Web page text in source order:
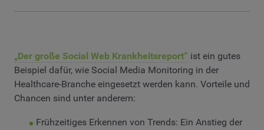
„Der große Social Web Krankheitsreport“ ist ein gutes
Beispiel dafür, wie Social Media Monitoring in der
Healthcare-Branche eingesetzt werden kann. Vorteile und
Chancen sind unter anderem:
Frühzeitiges Erkennen von Trends: Ein Anstieg der